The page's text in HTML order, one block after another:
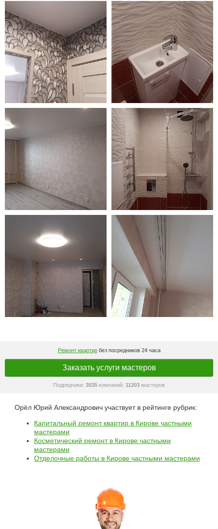
Ремонт квартирбез посредников 24 часа
Заказать услуги мастеров
Подрядчики: 3035 компаний, 11203 мастеров
Орёл Юрий Александрович участвует в рейтинге рубрик:
Капитальный ремонт квартир в Кирове частными
мастерами
Косметический ремонт в Кирове частными
мастерами
Отделочные работы в Кирове частными мастерами